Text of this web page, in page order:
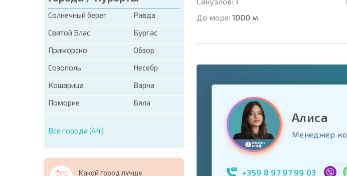
Солнечный берег
Равда
Святой Влас
Бургас
Приморско
Обзор
Созополь
Несебр
Кошарица
Варна
Поморие
Бяла
Все города (44)
Какой город лучше
До моря: 1000 м
United
+1
* Поля обязательные для заполнения
Свернуть форму
Алиса
Менеджер
+359 8 97 97 99 03